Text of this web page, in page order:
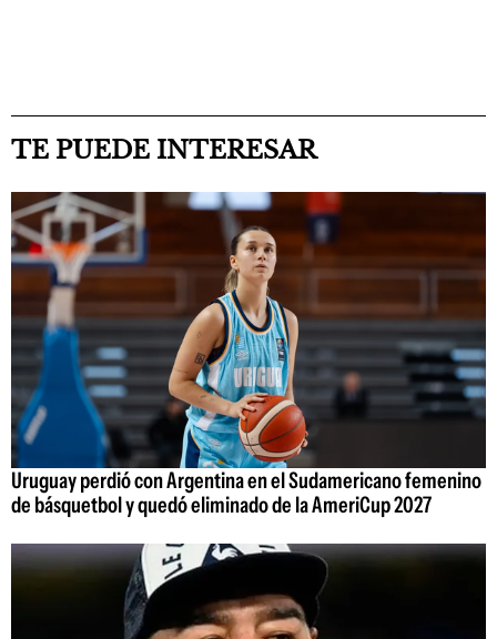
TE PUEDE INTERESAR
Uruguay perdió con Argentina en el Sudamericano femenino
de básquetbol y quedó eliminado de la AmeriCup 2027